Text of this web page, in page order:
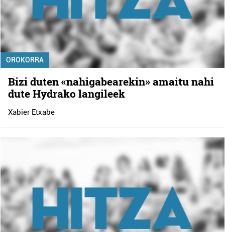
OROKORRA
Bizi duten «nahigabearekin» amaitu nahi
dute Hydrako langileek
Xabier Etxabe